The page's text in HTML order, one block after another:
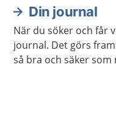
Din journal
När du söker och får
journal. Det görs
så bra och säker som